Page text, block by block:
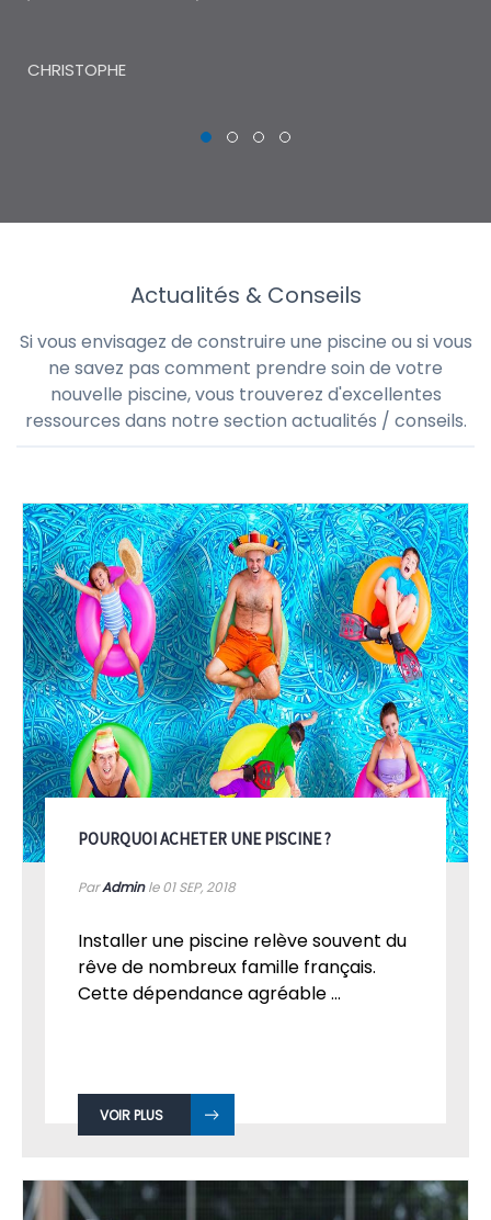
CHRISTOPHE
Actualités & Conseils
Si vous envisagez de construire une piscine ou si vous
ne savez pas comment prendre soin de votre
nouvelle piscine, vous trouverez d'excellentes
ressources dans notre section actualités / conseils.
POURQUOI ACHETER UNE PISCINE ?
ParAdminle 01SEP, 2018
Installer une piscine relève souvent du
rêve de nombreux famille français.
Cette dépendance agréable ...
VOIR PLUS